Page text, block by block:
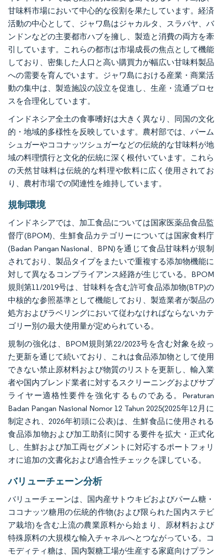
甘味料市場において中心的な役割を果たしています。経済
活動の中心として、ジャワ島はジャカルタ、スラバヤ、バ
ンドンなどの主要都市ハブを擁し、製造と消費の両方を牽
引しています。これらの都市は市場成長の焦点として機能
しており、密集した人口と高い購買力が幅広い甘味料製品
への需要を育んでいます。ジャワ島における産業・商業活
動の集中は、製造施設の設立を促進し、生産・流通プロセ
スを合理化しています。
インドネシア全土の食事嗜好は大きく異なり、同国の文化
的・地域的多様性を反映しています。農村部では、パーム
シュガーやココナッツシュガーなどの伝統的な甘味料が地
域の料理慣行と文化的伝統に深く根付いています。これら
の天然甘味料は伝統的な料理や飲料に広く使用されてお
り、農村市場での関連性を維持しています。
規制環境
インドネシアでは、加工食品については国家医薬品食品監
督庁(BPOM)、生鮮食品カテゴリーについては国家食料庁
(Badan Pangan Nasional、BPN)を通じて食品甘味料が規制
されており、製品タイプをまたいで重複する添加物機能に
対して異なるコンプライアンス経路が生じている。BPOM
規則第11/2019号は、甘味料を含む許可食品添加物(BTP)の
中核的な参照基準として機能しており、製造業者が製品の
処方およびラベリングにおいて従わなければならないカテ
ゴリー別の最大使用量が定められている。
規制の強化は、BPOM規則第22/2023号を含む対象を絞っ
た更新を通じて続いており、これは食品添加物として使用
できない禁止原材料および物質のリストを更新し、輸入業
者や国内ブレンド業者に対するスクリーニングおよびサプ
ライヤー適格性要件を強化するものである。Peraturan
Badan Pangan Nasional Nomor 12 Tahun 2025(2025年12月に
制定され、2026年初頭に公表)は、生鮮食品に使用される
食品添加物および加工助剤に関する要件を拡大・正式化
し、生鮮および加工両セグメントに対応するポートフォリ
オに追加の文書化および適合性チェックを課している。
バリューチェーン分析
バリューチェーンは、国内産サトウキビおよびパーム糖・
ココナッツ糖用の伝統的作物(および限られた国内ステビ
ア栽培)を含む上流の農業原料から始まり、原材料および
特殊原料の大規模な輸入チャネルへとつながっている。コ
モディティ糖は、国内製糖工場が生産する家庭向けプラン